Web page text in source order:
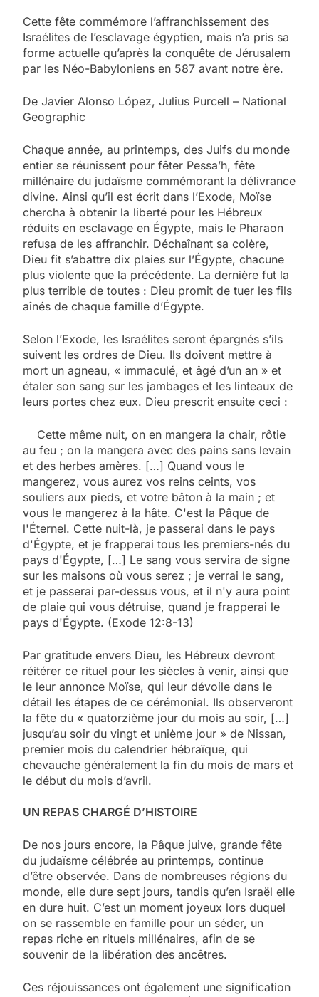
Cette fête commémore l’affranchissement des
Israélites de l’esclavage égyptien, mais n’a pris sa
forme actuelle qu’après la conquête de Jérusalem
par les Néo-Babyloniens en 587 avant notre ère.
De Javier Alonso López, Julius Purcell – National
Geographic
Chaque année, au printemps, des Juifs du monde
entier se réunissent pour fêter Pessa’h, fête
millénaire du judaïsme commémorant la délivrance
divine. Ainsi qu’il est écrit dans l’Exode, Moïse
chercha à obtenir la liberté pour les Hébreux
réduits en esclavage en Égypte, mais le Pharaon
refusa de les affranchir. Déchaînant sa colère,
Dieu fit s’abattre dix plaies sur l’Égypte, chacune
plus violente que la précédente. La dernière fut la
plus terrible de toutes : Dieu promit de tuer les fils
aînés de chaque famille d’Égypte.
Selon l’Exode, les Israélites seront épargnés s’ils
suivent les ordres de Dieu. Ils doivent mettre à
mort un agneau, « immaculé, et âgé d’un an » et
étaler son sang sur les jambages et les linteaux de
leurs portes chez eux. Dieu prescrit ensuite ceci :
Cette même nuit, on en mangera la chair, rôtie
au feu ; on la mangera avec des pains sans levain
et des herbes amères. […] Quand vous le
mangerez, vous aurez vos reins ceints, vos
souliers aux pieds, et votre bâton à la main ; et
vous le mangerez à la hâte. C'est la Pâque de
l'Éternel. Cette nuit-là, je passerai dans le pays
d'Égypte, et je frapperai tous les premiers-nés du
pays d'Égypte, […] Le sang vous servira de signe
sur les maisons où vous serez ; je verrai le sang,
et je passerai par-dessus vous, et il n'y aura point
de plaie qui vous détruise, quand je frapperai le
pays d'Égypte. (Exode 12:8-13)
Par gratitude envers Dieu, les Hébreux devront
réitérer ce rituel pour les siècles à venir, ainsi que
le leur annonce Moïse, qui leur dévoile dans le
détail les étapes de ce cérémonial. Ils observeront
la fête du « quatorzième jour du mois au soir, […]
jusqu’au soir du vingt et unième jour » de Nissan,
premier mois du calendrier hébraïque, qui
chevauche généralement la fin du mois de mars et
le début du mois d’avril.
UN REPAS CHARGÉ D’HISTOIRE
De nos jours encore, la Pâque juive, grande fête
du judaïsme célébrée au printemps, continue
d’être observée. Dans de nombreuses régions du
monde, elle dure sept jours, tandis qu’en Israël elle
en dure huit. C’est un moment joyeux lors duquel
on se rassemble en famille pour un séder, un
repas riche en rituels millénaires, afin de se
souvenir de la libération des ancêtres.
Ces réjouissances ont également une signification